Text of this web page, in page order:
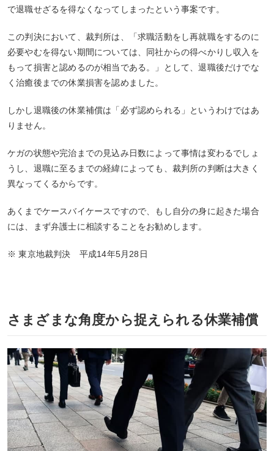
で退職せざるを得なくなってしまったという事案です。
この判決において、裁判所は、「求職活動をし再就職をするのに
必要やむを得ない期間については、同社からの得べかりし収入を
もって損害と認めるのが相当である。」として、退職後だけでな
く治癒後までの休業損害を認めました。
しかし退職後の休業補償は「必ず認められる」というわけではあ
りません。
ケガの状態や完治までの見込み日数によって事情は変わるでしょ
うし、退職に至るまでの経緯によっても、裁判所の判断は大きく
異なってくるからです。
あくまでケースバイケースですので、もし自分の身に起きた場合
には、まず弁護士に相談することをお勧めします。
※ 東京地裁判決 平成14年5月28日
さまざまな角度から捉えられる休業補償